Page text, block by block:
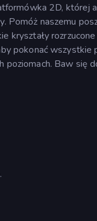
2D, której
Pomóż naszemu
kryształy
pokonać
poziomach. Baw